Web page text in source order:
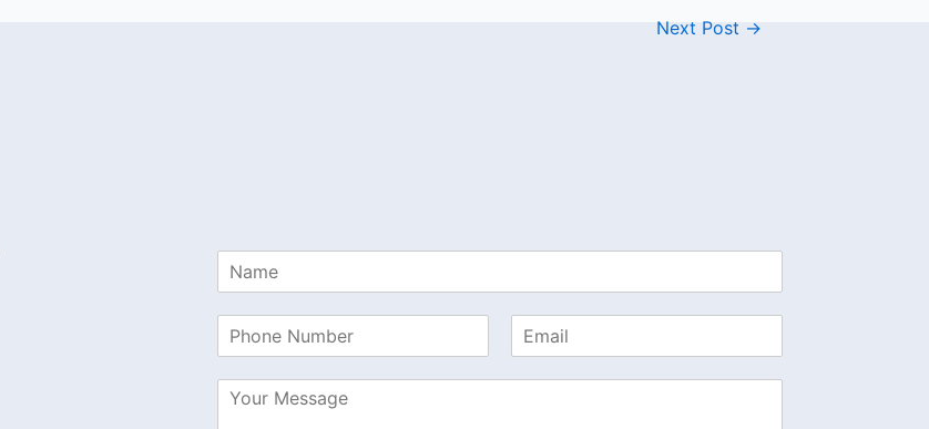
Next Post →